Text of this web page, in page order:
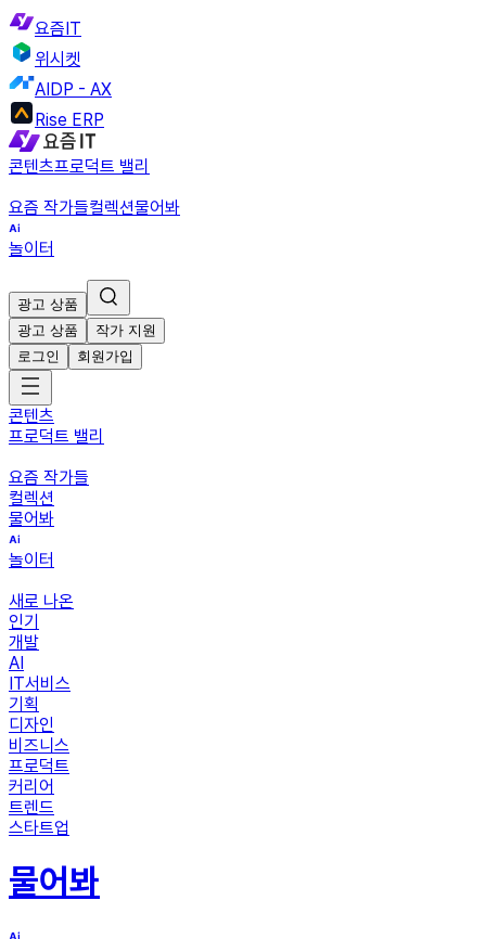
요즘IT
위시켓
AIDP - AX
Rise ERP
콘텐츠프로덕트 밸리
요즘 작가들컬렉션물어봐
놀이터
광고 상품
광고 상품
작가 지원
로그인
회원가입
콘텐츠
프로덕트 밸리
요즘 작가들
컬렉션
물어봐
놀이터
새로 나온
인기
개발
AI
IT서비스
기획
디자인
비즈니스
프로덕트
커리어
트렌드
스타트업
물어봐